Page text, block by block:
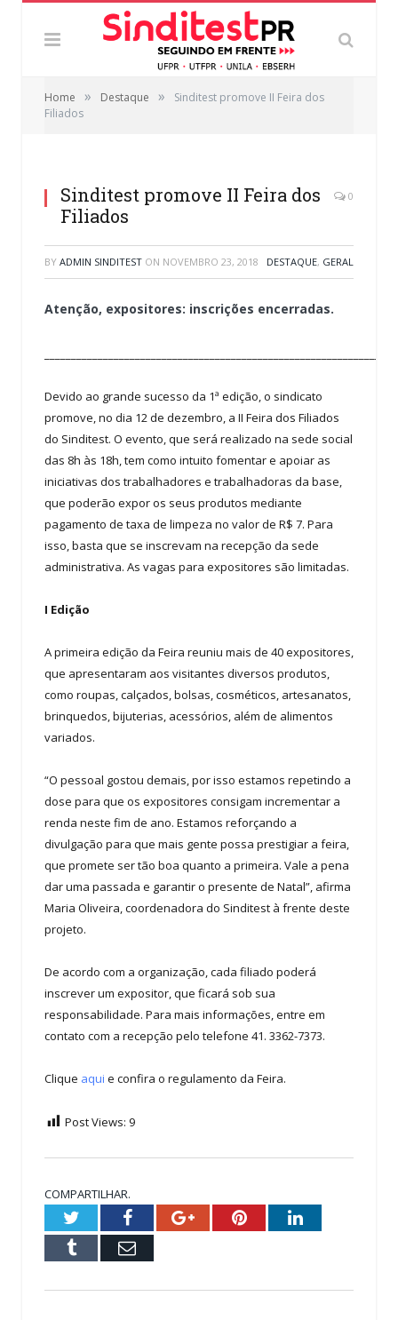
Home » Destaque »
Sinditest promove II Feira dos
Filiados
Sinditest promove II Feira dos
Filiados
0
BY ADMIN SINDITEST ON NOVEMBRO 23, 2018 DESTAQUE, GERAL
Atenção, expositores: inscrições encerradas.
Devido ao grande sucesso da 1ª edição, o sindicato
promove, no dia 12 de dezembro, a II Feira dos Filiados
do Sinditest. O evento, que será realizado na sede social
das 8h às 18h, tem como intuito fomentar e apoiar as
iniciativas dos trabalhadores e trabalhadoras da base,
que poderão expor os seus produtos mediante
pagamento de taxa de limpeza no valor de R$ 7. Para
isso, basta que se inscrevam na recepção da sede
administrativa. As vagas para expositores são limitadas.
I Edição
A primeira edição da Feira reuniu mais de 40 expositores,
que apresentaram aos visitantes diversos produtos,
como roupas, calçados, bolsas, cosméticos, artesanatos,
brinquedos, bijuterias, acessórios, além de alimentos
variados.
“O pessoal gostou demais, por isso estamos repetindo a
dose para que os expositores consigam incrementar a
renda neste fim de ano. Estamos reforçando a
divulgação para que mais gente possa prestigiar a feira,
que promete ser tão boa quanto a primeira. Vale a pena
dar uma passada e garantir o presente de Natal”, afirma
Maria Oliveira, coordenadora do Sinditest à frente deste
projeto.
De acordo com a organização, cada filiado poderá
inscrever um expositor, que ficará sob sua
responsabilidade. Para mais informações, entre em
contato com a recepção pelo telefone 41. 3362-7373.
Clique aqui e confira o regulamento da Feira.
Post Views: 9
COMPARTILHAR.
TwitterFacebookGoogle+PinterestLinkedIn
Tumblr Email